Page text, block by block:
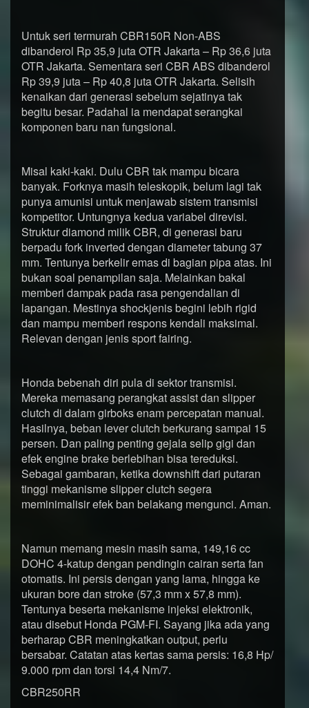
Untuk seri termurah CBR150R Non-ABS
dibanderol Rp 35,9 juta OTR Jakarta – Rp 36,6 juta
OTR Jakarta. Sementara seri CBR ABS dibanderol
Rp 39,9 juta – Rp 40,8 juta OTR Jakarta. Selisih
kenaikan dari generasi sebelum sejatinya tak
begitu besar. Padahal ia mendapat serangkai
komponen baru nan fungsional.
Misal kaki-kaki. Dulu CBR tak mampu bicara
banyak. Forknya masih teleskopik, belum lagi tak
punya amunisi untuk menjawab sistem transmisi
kompetitor. Untungnya kedua variabel direvisi.
Struktur diamond milik CBR, di generasi baru
berpadu fork inverted dengan diameter tabung 37
mm. Tentunya berkelir emas di bagian pipa atas. Ini
bukan soal penampilan saja. Melainkan bakal
memberi dampak pada rasa pengendalian di
lapangan. Mestinya shockjenis begini lebih rigid
dan mampu memberi respons kendali maksimal.
Relevan dengan jenis sport fairing.
Honda bebenah diri pula di sektor transmisi.
Mereka memasang perangkat assist dan slipper
clutch di dalam girboks enam percepatan manual.
Hasilnya, beban lever clutch berkurang sampai 15
persen. Dan paling penting gejala selip gigi dan
efek engine brake berlebihan bisa tereduksi.
Sebagai gambaran, ketika downshift dari putaran
tinggi mekanisme slipper clutch segera
meminimalisir efek ban belakang mengunci. Aman.
Namun memang mesin masih sama, 149,16 cc
DOHC 4-katup dengan pendingin cairan serta fan
otomatis. Ini persis dengan yang lama, hingga ke
ukuran bore dan stroke (57,3 mm x 57,8 mm).
Tentunya beserta mekanisme injeksi elektronik,
atau disebut Honda PGM-FI. Sayang jika ada yang
berharap CBR meningkatkan output, perlu
bersabar. Catatan atas kertas sama persis: 16,8 Hp/
9.000 rpm dan torsi 14,4 Nm/7.
CBR250RR